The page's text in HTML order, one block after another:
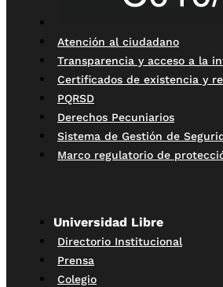
Atención al ciudadano
Transparencia y acceso a la
Certificados de existencia y
PQRSD
Derechos Pecuniarios
Sistema de Gestión de
Marco regulatorio de
Universidad Libre
Directorio Institucional
Prensa
Colegio